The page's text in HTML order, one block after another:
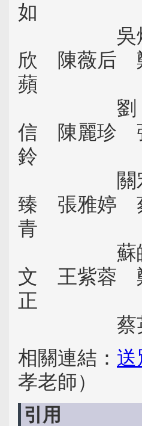
如
吳炯福
欣 陳薇后
蘋
劉 怡
信 陳麗珍
鈴
關宏智
臻 張雅婷
青
蘇皚雪
文 王紫蓉
正
蔡英煌
相關連結： 送
孝老師）
引用